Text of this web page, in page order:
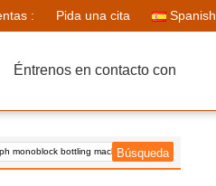
: Pida una cita Spanish
Éntrenos en contacto con